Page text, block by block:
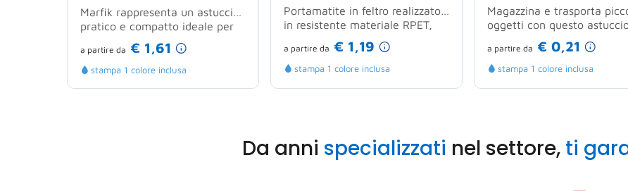
Marfik rappresenta un astuccio
pratico e compatto ideale per
chi cerca una soluzione...
a partire da € 1,61
stampa 1 colore inclusa
lampo
Portamatite in feltro realizzato
in resistente materiale RPET,
ideale per mantenere penne e...
a partire da € 1,19
stampa 1 colore inclusa
coulisse
Magazzina e trasporta
oggetti con questo
della linea natura,
per chi...
a partire da € 0,21
stampa 1 colore inclusa
Da anni specializzati nel settore, ti